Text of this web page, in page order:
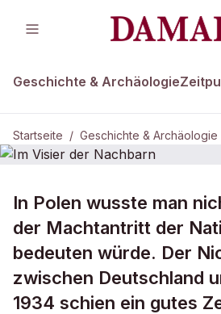
Geschichte & Archäologie
Startseite / Geschichte & Archäologie
GESCHICHTE &
Im Visier der Nachbarn
In Polen wusste man
der Machtantritt der
bedeuten würde. Der
zwischen Deutschland
1934 schien ein gutes